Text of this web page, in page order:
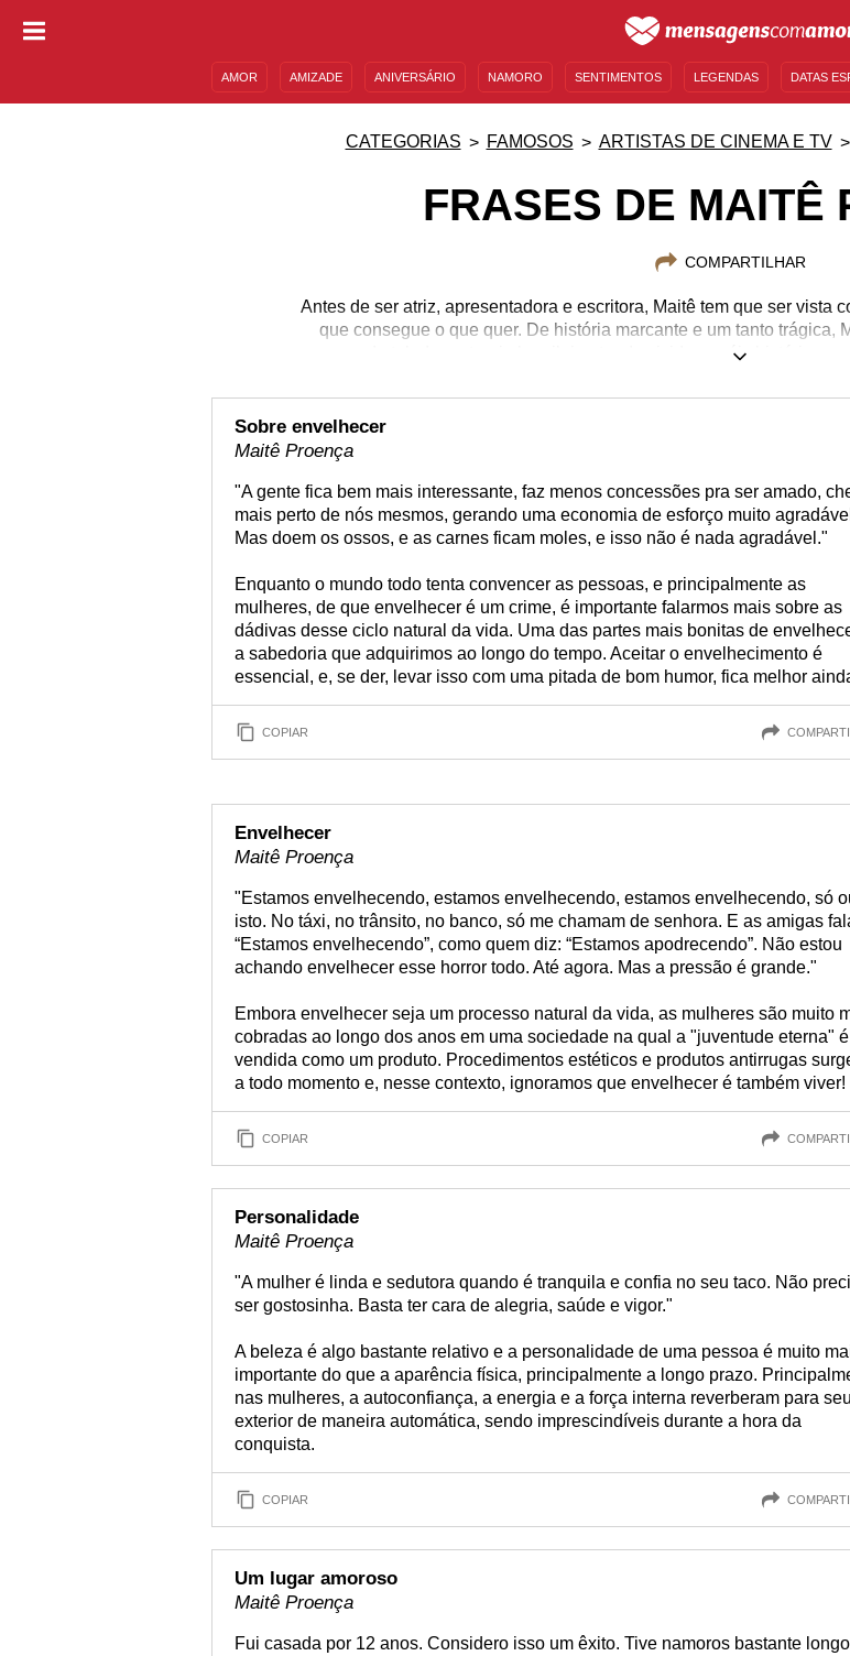
AMOR AMIZADE ANIVERSÁRIO NAMORO SENTIMENTOS LEGENDAS DATAS
CATEGORIAS FAMOSOS ARTISTAS DE CINEMA E TV
FRASES DE MAITÊ
COMPARTILHAR
Antes de ser atriz, apresentadora e escritora, Maitê tem que ser vista
que consegue o que quer. De história marcante e um tanto trágica,
nomes da teledramaturgia brasileira, tendo vivido papéis históricos
por onde passa, soltando suas falas modernas e um tanto quanto
sobre temas como o amor, ciúme e coragem e inspire-se
Sobre envelhecer
Maitê Proença
"A gente fica bem mais interessante, faz menos concessões pra ser amado,
mais perto de nós mesmos, gerando uma economia de esforço muito
Mas doem os ossos, e as carnes ficam moles, e isso não é nada agradável."
Enquanto o mundo todo tenta convencer as pessoas, e principalmente as
mulheres, de que envelhecer é um crime, é importante falarmos mais sobre as
dádivas desse ciclo natural da vida. Uma das partes mais bonitas de
a sabedoria que adquirimos ao longo do tempo. Aceitar o envelhecimento é
essencial, e, se der, levar isso com uma pitada de bom humor, fica melhor
COPIAR
Envelhecer
Maitê Proença
"Estamos envelhecendo, estamos envelhecendo, estamos envelhecendo, só
isto. No táxi, no trânsito, no banco, só me chamam de senhora. E as amigas
“Estamos envelhecendo”, como quem diz: “Estamos apodrecendo”. Não estou
achando envelhecer esse horror todo. Até agora. Mas a pressão é grande."
Embora envelhecer seja um processo natural da vida, as mulheres são muito
cobradas ao longo dos anos em uma sociedade na qual a "juventude eterna" é
vendida como um produto. Procedimentos estéticos e produtos antirrugas
a todo momento e, nesse contexto, ignoramos que envelhecer é também viver!
COPIAR
Personalidade
Maitê Proença
"A mulher é linda e sedutora quando é tranquila e confia no seu taco. Não
ser gostosinha. Basta ter cara de alegria, saúde e vigor."
A beleza é algo bastante relativo e a personalidade de uma pessoa é muito
importante do que a aparência física, principalmente a longo prazo.
nas mulheres, a autoconfiança, a energia e a força interna reverberam para seu
exterior de maneira automática, sendo imprescindíveis durante a hora da
conquista.
COPIAR
Um lugar amoroso
Maitê Proença
Fui casada por 12 anos. Considero isso um êxito. Tive namoros bastante